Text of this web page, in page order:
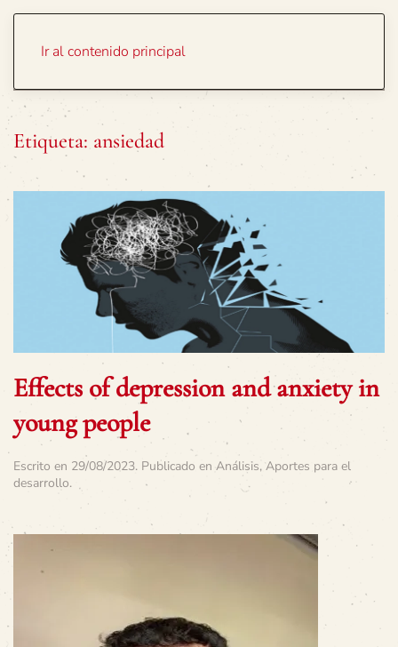
Ir al contenido principal
Etiqueta: ansiedad
Effects of depression and anxiety in
young people
Escrito en 29/08/2023. Publicado en Análisis,Aportes para el
desarrollo.